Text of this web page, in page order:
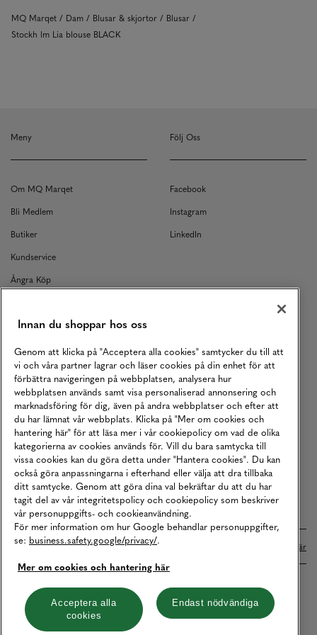
MQ Marqet Dam Blusar & skjortor
Blusar
Stockh lm Lia blouse BLACK
Meny
Om MQ Marqet
Bli Medlem
Butiker
Kundservice
Ångra Köp
Returer
Köpvillkor
Karriär
Vårt Ansvar
Våra Tjänster
Press
Studentrabatt
B2B
Tillgänglighetsredogörelse
Följ Oss
Facebook
Instagram
LinkedIn
Betalningar online sköts i samarbete med Klarna. Läs mer här
Cookies Integritetspolicy
Hantera cookies
Innan du shoppar hos oss
Genom att klicka på "Acceptera alla cookies" samtycker du till att
vi och våra partner lagrar och läser cookies på din enhet för att
förbättra navigeringen på webbplatsen, analysera hur
webbplatsen används samt visa personaliserad annonsering och
marknadsföring för dig, även på andra webbplatser och efter att
du har lämnat vår webbplats. Klicka på "Mer om cookies och
hantering här" för att läsa mer i vår cookiepolicy om vad de olika
kategorierna av cookies används för. Vill du bara samtycka till
vissa cookies kan du göra detta under "Hantera cookies". Du kan
också göra anpassningarna i efterhand eller välja att dra tillbaka
ditt samtycke. Genom att göra dina val bekräftar du att du har
tagit del av vår integritetspolicy och cookiepolicy som beskriver
vår personuppgifts- och cookieanvändning.
För mer information om hur Google behandlar personuppgifter,
se: business.safety.google/privacy/.
Mer om cookies och hantering här
Acceptera alla
cookies
Endast nödvändiga